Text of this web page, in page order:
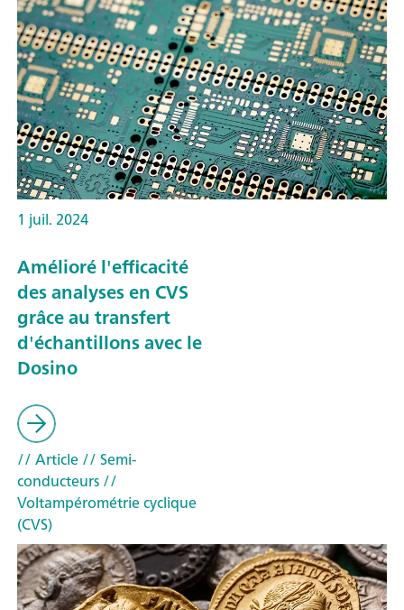
1 juil. 2024
Amélioré l'efficacité
des analyses en CVS
grâce au transfert
d'échantillons avec le
Dosino
// Article// Semi-
conducteurs//
Voltampérométrie cyclique
(CVS)